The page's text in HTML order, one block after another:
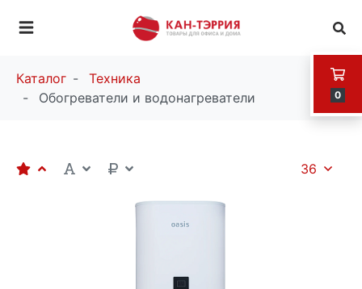
0
Каталог
Техника
Обогреватели и водонагреватели
36